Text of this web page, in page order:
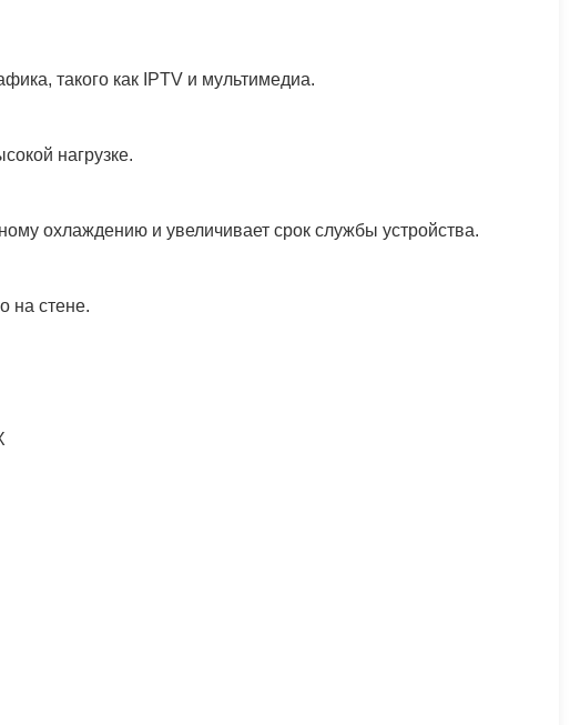
такого как IPTV и мультимедиа.
нагрузке.
охлаждению и увеличивает срок службы устройства.
на стене.